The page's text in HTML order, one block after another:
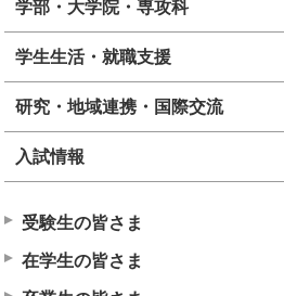
学部・大学院・専攻科
学生生活・就職支援
研究・地域連携・国際交流
入試情報
受験生の皆さま
在学生の皆さま